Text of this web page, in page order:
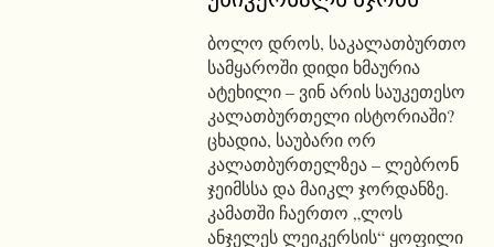
ბოლო დროს, საკალათბურთო
სამყაროში დიდი ხმაურია
ატეხილი – ვინ არის საუკეთესო
კალათბურთელი ისტორიაში?
ცხადია, საუბარი ორ
კალათბურთელზეა – ლებრონ
ჯეიმსსა და მაიკლ ჯორდანზე.
კამათში ჩაერთო „ლოს
ანჯელეს ლეიკერსის“ ყოფილი